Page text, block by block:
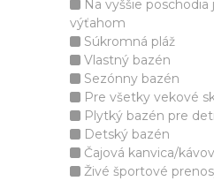
Na vyššie poschodia
výťahom
Súkromná pláž
Vlastný bazén
Sezónny bazén
Pre všetky vekové
Plytký bazén pre
Detský bazén
Čajová kanvica/
Živé športové